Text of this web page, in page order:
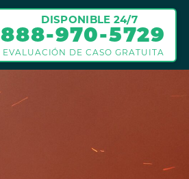
DISPONIBLE 24/7
888-970-5729
EVALUACIÓN DE CASO GRATUITA